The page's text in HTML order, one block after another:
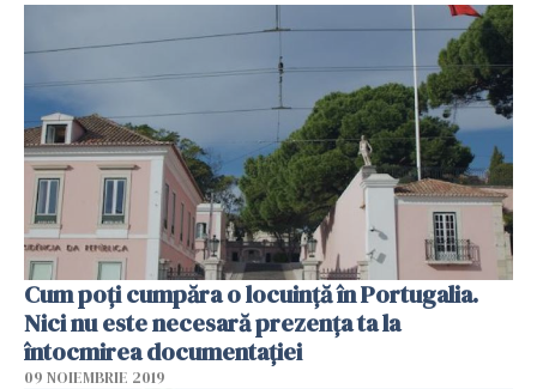
Cum poți cumpăra o locuință în Portugalia.
Nici nu este necesară prezența ta la
întocmirea documentației
09 NOIEMBRIE 2019